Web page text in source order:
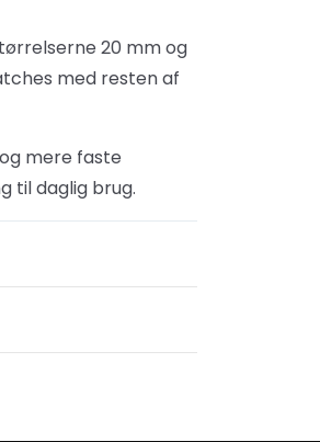
20 mm og
med resten af
mere faste
til daglig brug.